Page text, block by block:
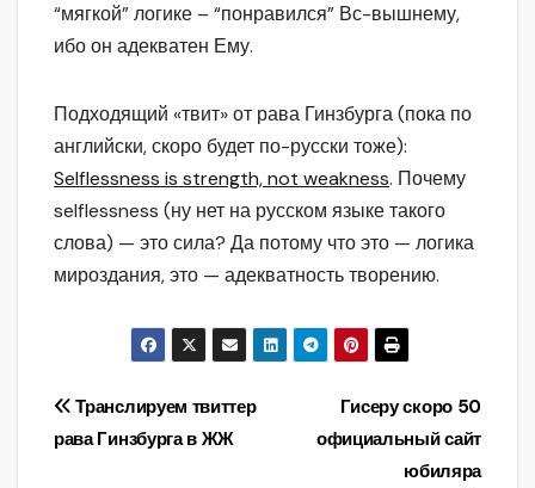
“мягкой” логике – “понравился” Вс-вышнему,
ибо он адекватен Ему.
Подходящий «твит» от рава Гинзбурга (пока по
английски, скоро будет по-русски тоже):
Selflessness is strength, not weakness. Почему
selflessness (ну нет на русском языке такого
слова) — это сила? Да потому что это — логика
мироздания, это — адекватность творению.
Навигация
по
Гисеру скоро 50
официальный сайт
юбиляра
Транслируем твиттер
рава Гинзбурга в ЖЖ